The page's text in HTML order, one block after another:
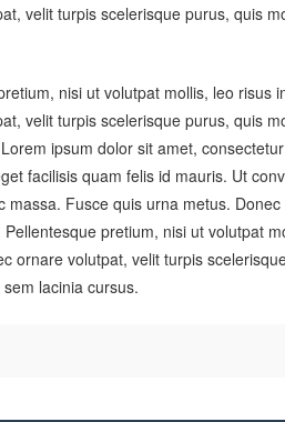
velit turpis scelerisque purus, quis
nisi ut volutpat mollis, leo risus
velit turpis scelerisque purus, quis
ipsum dolor sit amet,
facilisis quam felis id mauris. Ut
Fusce quis urna metus.
pretium, nisi ut volutpat
ornare volutpat, velit turpis
lacinia cursus.